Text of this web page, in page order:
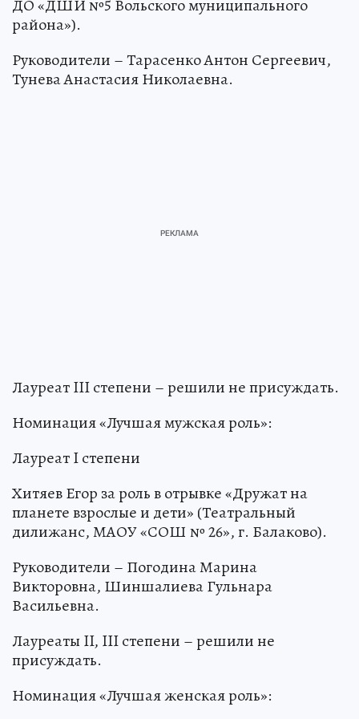
ДО «ДШИ №5 Вольского муниципального
района»).
Руководители – Тарасенко Антон Сергеевич,
Тунева Анастасия Николаевна.
Лауреат III степени – решили не присуждать.
Номинация «Лучшая мужская роль»:
Лауреат I степени
Хитяев Егор за роль в отрывке «Дружат на
планете взрослые и дети» (Театральный
дилижанс, МАОУ «СОШ № 26», г. Балаково).
Руководители – Погодина Марина
Викторовна, Шиншалиева Гульнара
Васильевна.
Лауреаты II, III степени – решили не
присуждать.
Номинация «Лучшая женская роль»: